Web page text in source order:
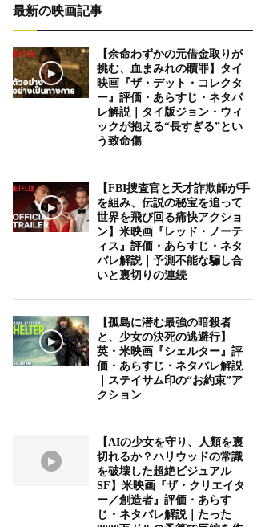
最新の映画記事
【余命わずかの元借金取りが
挑む、血まみれの贖罪】タイ
映画『ザ・デット・コレクタ
ー』評価・あらすじ・ネタバ
レ解説｜タイ版ジョン・ウィ
ックが抱える“長すぎる”とい
う致命傷
【FBI捜査官と天才詐欺師が手
を組み、伝説の秘宝を追って
世界を飛び回る痛快アクショ
ン】米映画『レッド・ノーテ
ィス』評価・あらすじ・ネタ
バレ解説｜予測不能な騙し合
いと裏切りの連続
【孤島に潜む最強の暗殺者
と、少女の決死の逃避行】
英・米映画『シェルター』評
価・あらすじ・ネタバレ解説
｜ステイサム印の“お約束”ア
クション
【AIの少女を守り、人類を裏
切れるか？ハリウッドの常識
を破壊した超絶ビジュアル
SF】米映画『ザ・クリエイタ
ー／創造者』評価・あらす
じ・ネタバレ解説｜たった